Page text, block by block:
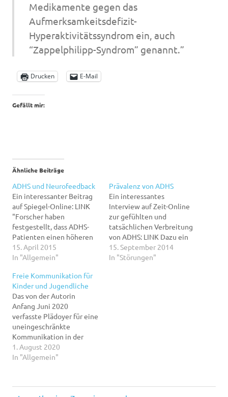
Medikamente gegen das
Aufmerksamkeitsdefizit-
Hyperaktivitätssyndrom ein, auch
“Zappelphilipp-Syndrom” genannt.”
Drucken E-Mail
Gefällt mir:
Ähnliche Beiträge
ADHS und Neurofeedback
Ein interessanter Beitrag
auf Spiegel-Online: LINK
"Forscher haben
festgestellt, dass ADHS-
Patienten einen höheren
Anteil an sogenannten
Thetawellen haben als
Frequenzen kommen in
Zuständen des Dösens und
Entspannens sowie im
Übergang zum Schlaf vor.
Hingegen sind die für
Aufmerksamkeit
charakteristischen
schnellen Beta-Wellen im
Gehirn von ADHS-Kindern
15. April 2015
In "Allgemein"
Prävalenz von ADHS
Ein interessantes
Interview auf Zeit-Online
zur gefühlten und
tatsächlichen Verbreitung
von ADHS: LINK Dazu ein
weiterer Hinweis auf
einen Artikel auf
15. September 2014
In "Störungen"
Freie Kommunikation für
Kinder und Jugendliche
Das von der Autorin
Anfang Juni 2020
verfasste Plädoyer für eine
uneingeschränkte
Kommunikation in der
Schule bilanzierte den seit
16.03.2020 geltenden
Bedenken und
1. August 2020
In "Allgemein"